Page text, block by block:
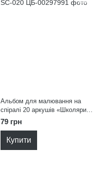
Альбом для малювання на
спіралі 20 аркушів «Школярик»
Школярик PB-SC-020
79 грн
Купити